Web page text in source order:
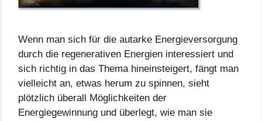
Wenn man sich für die autarke Energieversorgung
durch die regenerativen Energien interessiert und
sich richtig in das Thema hineinsteigert, fängt man
vielleicht an, etwas herum zu spinnen, sieht
plötzlich überall Möglichkeiten der
Energiegewinnung und überlegt, wie man sie